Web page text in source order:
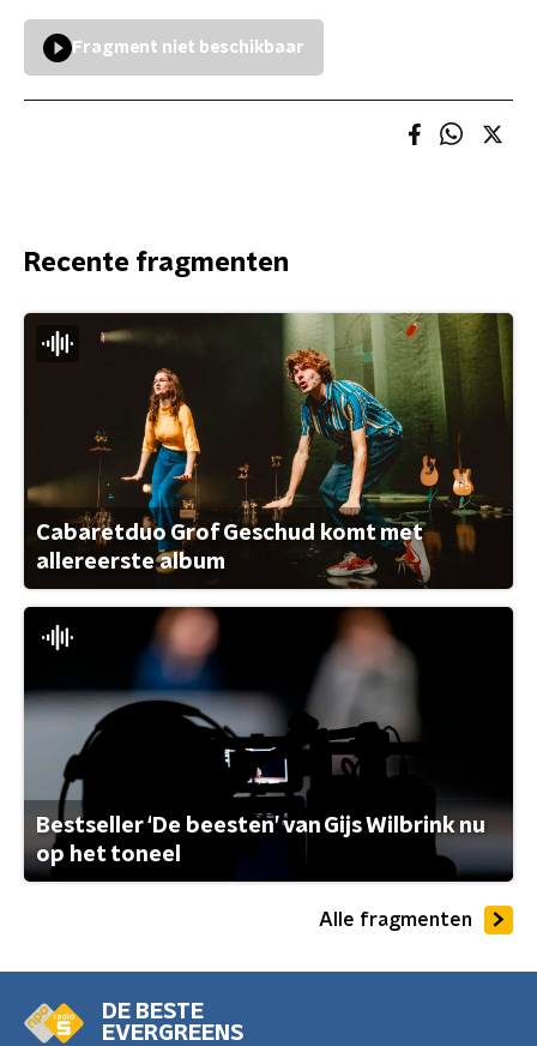
Fragment niet beschikbaar
Recente fragmenten
Cabaretduo Grof Geschud komt met
allereerste album
Bestseller ‘De beesten’ van Gijs Wilbrink nu
op het toneel
Alle fragmenten
DE BESTE
EVERGREENS